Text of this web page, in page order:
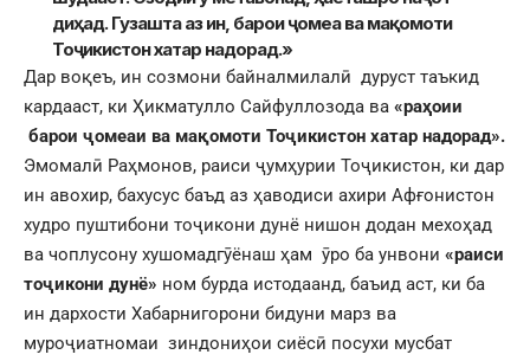
диҳад. Гузашта аз ин, барои ҷомеа ва мақомоти
Тоҷикистон хатар надорад.»
Дар воқеъ, ин созмони байналмилалӣ дуруст таъкид
кардааст, ки Ҳикматулло Сайфуллозода ва «раҳоии
барои ҷомеаи ва мақомоти Тоҷикистон хатар надорад».
Эмомалӣ Раҳмонов, раиси ҷумҳурии Тоҷикистон, ки дар
ин авохир, бахусус баъд аз ҳаводиси ахири Афғонистон
худро пуштибони тоҷикони дунё нишон додан мехоҳад
ва чоплусону хушомадгӯёнаш ҳам ӯро ба унвони «раиси
тоҷикони дунё» ном бурда истодаанд, баъид аст, ки ба
ин дархости Хабарнигорони бидуни марз ва
муроҷиатномаи зиндониҳои сиёсӣ посухи мусбат